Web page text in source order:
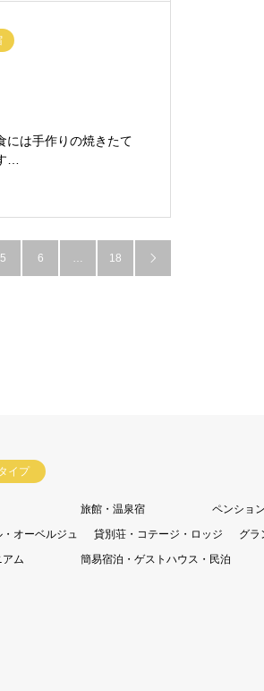
には手作りの焼きたて
…
5 6 … 18 
イプ
旅館・温泉宿
ペンショ
オーベルジュ
貸別荘・コテージ・ロッジ
グラ
アム
簡易宿泊・ゲストハウス・民泊